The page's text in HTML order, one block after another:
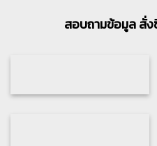
สอบถามข้อมูล สั่ง